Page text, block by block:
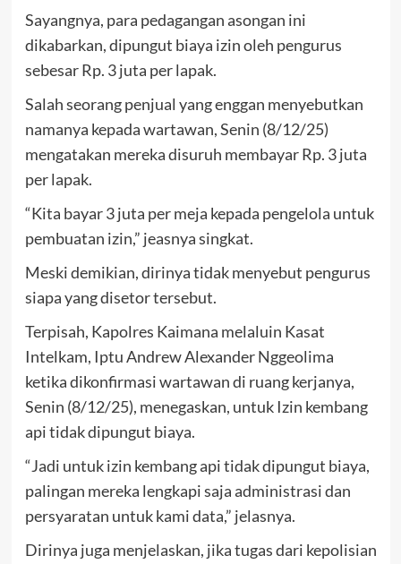
Sayangnya, para pedagangan asongan ini
dikabarkan, dipungut biaya izin oleh pengurus
sebesar Rp. 3 juta per lapak.
Salah seorang penjual yang enggan menyebutkan
namanya kepada wartawan, Senin (8/12/25)
mengatakan mereka disuruh membayar Rp. 3 juta
per lapak.
“Kita bayar 3 juta per meja kepada pengelola untuk
pembuatan izin,” jeasnya singkat.
Meski demikian, dirinya tidak menyebut pengurus
siapa yang disetor tersebut.
Terpisah, Kapolres Kaimana melaluin Kasat
Intelkam, Iptu Andrew Alexander Nggeolima
ketika dikonfirmasi wartawan di ruang kerjanya,
Senin (8/12/25), menegaskan, untuk Izin kembang
api tidak dipungut biaya.
“Jadi untuk izin kembang api tidak dipungut biaya,
palingan mereka lengkapi saja administrasi dan
persyaratan untuk kami data,” jelasnya.
Dirinya juga menjelaskan, jika tugas dari kepolisian